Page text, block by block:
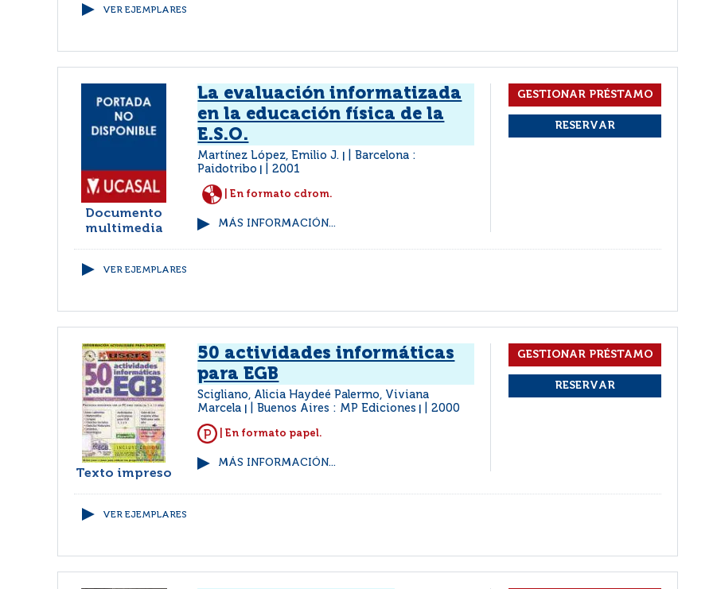
VER EJEMPLARES
Documento
multimedia
La evaluación informatizada
en la educación física de la
E.S.O.
Martínez López, Emilio J.
Barcelona :
Paidotribo
2001
| En formato cdrom.
MÁS INFORMACIÓN...
VER EJEMPLARES
Texto impreso
50 actividades informáticas
para EGB
Scigliano, Alicia Haydeé Palermo, Viviana
Marcela
Buenos Aires : MP Ediciones 2000
| En formato papel.
MÁS INFORMACIÓN...
VER EJEMPLARES